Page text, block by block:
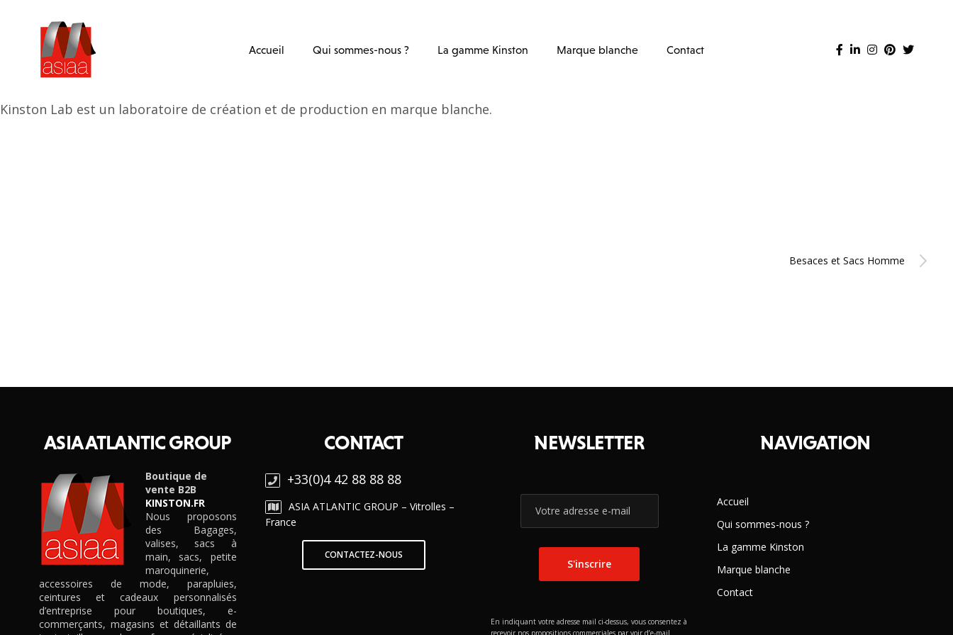
Accueil Qui sommes-nous ? La gamme Kinston Marque blanche Contact
Kinston Lab est un laboratoire de création et de production en marque blanche.
Besaces et Sacs Homme
ASIA ATLANTIC GROUP
Boutique de
vente B2B
KINSTON.FR
Nous proposons
des Bagages,
valises, sacs à
main, sacs, petite
maroquinerie,
accessoires de mode, parapluies,
ceintures et cadeaux personnalisés
d’entreprise pour boutiques, e-
commerçants, magasins et détaillants de
CONTACT
+33(0)4 42 88 88 88
ASIA ATLANTIC GROUP – Vitrolles –
France
CONTACTEZ-NOUS
NEWSLETTER
En indiquant votre adresse mail ci-dessus, vous consentez à
recevoir nos propositions commerciales par voir d’e-mail.
NAVIGATION
Accueil
Qui sommes-nous ?
La gamme Kinston
Marque blanche
Contact